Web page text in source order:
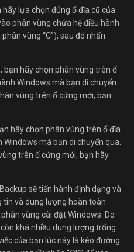
lựa chọn đúng ổ đĩa cũ của
phân vùng chứa hệ điều hành
vùng “C”), sau đó nhấn
hãy chọn phân vùng trên ổ đĩa
mà bạn di chuyển qua.
trên ổ cứng mới, bạn hãy